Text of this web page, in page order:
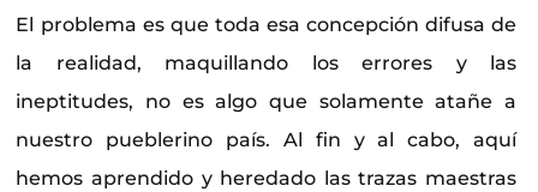
El problema es que toda esa concepción difusa de
la realidad, maquillando los errores y las
ineptitudes, no es algo que solamente atañe a
nuestro pueblerino país. Al fin y al cabo, aquí
hemos aprendido y heredado las trazas maestras